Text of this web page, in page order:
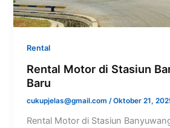
Rental
Rental Motor di Stasiun
Baru
cukupjelas@gmail.com/Oktober 21,
Rental Motor di Stasiun